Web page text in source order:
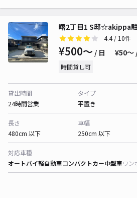
曙2丁目1 S邸☆akippa
4.4/ 10件
¥500〜 / 日 ¥50〜
時間貸し可
貸出時間
24時間営業
タイプ
平置き
長さ
480cm 以下
車幅
250cm 以下
対応車種
オートバイ軽自動車コンパクトカー中型車ワン